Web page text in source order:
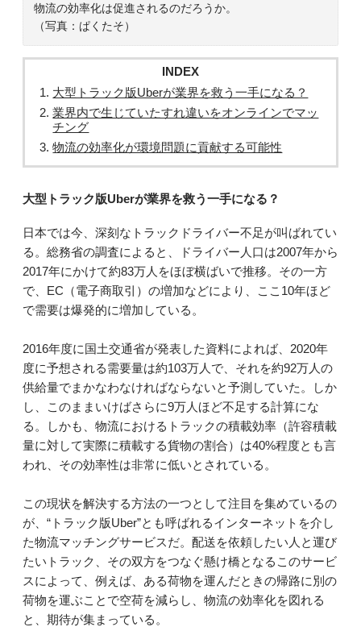
物流の効率化は促進されるのだろうか。
（写真：ぱくたそ）
INDEX
大型トラック版Uberが業界を救う一手になる？
業界内で生じていたすれ違いをオンラインでマッ
チング
物流の効率化が環境問題に貢献する可能性
大型トラック版Uberが業界を救う一手になる？
日本では今、深刻なトラックドライバー不足が叫ばれてい
る。総務省の調査によると、ドライバー人口は2007年から
2017年にかけて約83万人をほぼ横ばいで推移。その一方
で、EC（電子商取引）の増加などにより、ここ10年ほど
で需要は爆発的に増加している。
2016年度に国土交通省が発表した資料によれば、2020年
度に予想される需要量は約103万人で、それを約92万人の
供給量でまかなわなければならないと予測していた。しか
し、このままいけばさらに9万人ほど不足する計算にな
る。しかも、物流におけるトラックの積載効率（許容積載
量に対して実際に積載する貨物の割合）は40%程度とも言
われ、その効率性は非常に低いとされている。
この現状を解決する方法の一つとして注目を集めているの
が、“トラック版Uber”とも呼ばれるインターネットを介し
た物流マッチングサービスだ。配送を依頼したい人と運び
たいトラック、その双方をつなぐ懸け橋となるこのサービ
スによって、例えば、ある荷物を運んだときの帰路に別の
荷物を運ぶことで空荷を減らし、物流の効率化を図れる
と、期待が集まっている。